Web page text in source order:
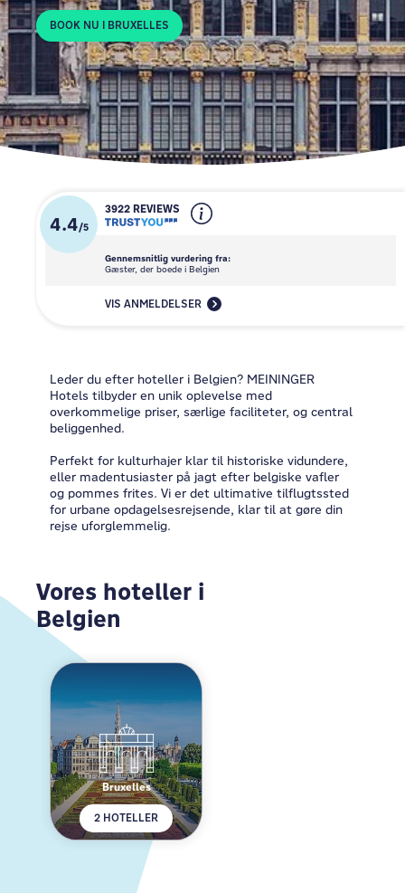
BOOK NU I BRUXELLES
4.4/5
3922 REVIEWS
Gennemsnitlig vurdering fra:
Gæster, der boede i Belgien
VIS ANMELDELSER
Leder du efter hoteller i Belgien? MEININGER
Hotels tilbyder en unik oplevelse med
overkommelige priser, særlige faciliteter, og central
beliggenhed.
Perfekt for kulturhajer klar til historiske vidundere,
eller madentusiaster på jagt efter belgiske vafler
og pommes frites. Vi er det ultimative tilflugtssted
for urbane opdagelsesrejsende, klar til at gøre din
rejse uforglemmelig.
Vores hoteller i
Belgien
Bruxelles
2 HOTELLER